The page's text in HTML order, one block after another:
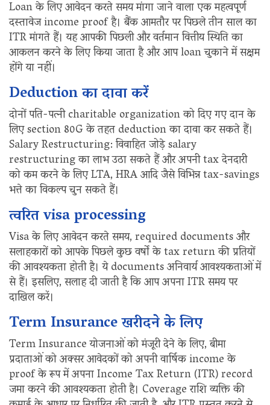
Loan के लिए आवेदन करते समय मांगा जाने वाला एक महत्वपूर्ण
दस्तावेज income proof है। बैंक आमतौर पर पिछले तीन साल का
ITR मांगते हैं। यह आपकी पिछली और वर्तमान वित्तीय स्थिति का
आकलन करने के लिए किया जाता है और आप loan चुकाने में सक्षम
होंगे या नहीं।
Deduction का दावा करें
दोनों पति-पत्नी charitable organization को दिए गए दान के
लिए section 80G के तहत deduction का दावा कर सकते हैं।
Salary Restructuring: विवाहित जोड़े salary
restructuring का लाभ उठा सकते हैं और अपनी tax देनदारी
को कम करने के लिए LTA, HRA आदि जैसे विभिन्न tax-savings
भत्ते का विकल्प चुन सकते हैं।
त्वरित visa processing
Visa के लिए आवेदन करते समय, required documents और
सलाहकारों को आपके पिछले कुछ वर्षों के tax return की प्रतियों
की आवश्यकता होती है। ये documents अनिवार्य आवश्यकताओं में
से हैं। इसलिए, सलाह दी जाती है कि आप अपना ITR समय पर
दाखिल करें।
Term Insurance खरीदने के लिए
Term Insurance योजनाओं को मंजूरी देने के लिए, बीमा
प्रदाताओं को अक्सर आवेदकों को अपनी वार्षिक income के
proof के रूप में अपना Income Tax Return (ITR) record
जमा करने की आवश्यकता होती है। Coverage राशि व्यक्ति की